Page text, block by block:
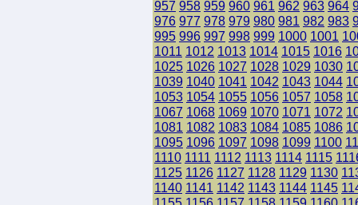
957 958 959 960 961 962 963 964
976 977 978 979 980 981 982 983
995 996 997 998 999 1000 1001
1011 1012 1013 1014 1015 1016
1025 1026 1027 1028 1029 1030
1039 1040 1041 1042 1043 1044
1053 1054 1055 1056 1057 1058
1067 1068 1069 1070 1071 1072
1081 1082 1083 1084 1085 1086
1095 1096 1097 1098 1099 1100
1110 1111 1112 1113 1114 1115
1125 1126 1127 1128 1129 1130
1140 1141 1142 1143 1144 1145